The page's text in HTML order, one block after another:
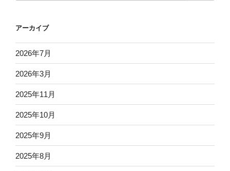
アーカイブ
2026年7月
2026年3月
2025年11月
2025年10月
2025年9月
2025年8月